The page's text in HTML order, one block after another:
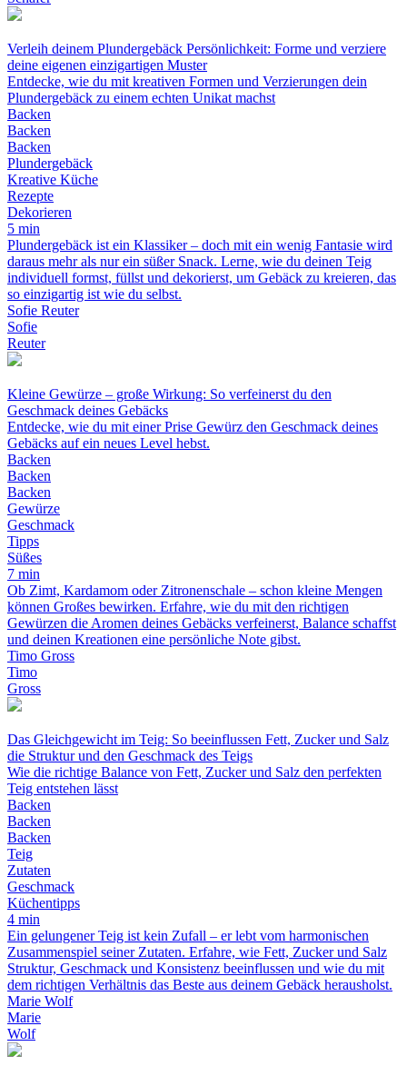
Verleih deinem Plundergebäck Persönlichkeit: Forme und verziere
deine eigenen einzigartigen Muster
Entdecke, wie du mit kreativen Formen und Verzierungen dein
Plundergebäck zu einem echten Unikat machst
Backen
Backen
Backen
Plundergebäck
Kreative Küche
Rezepte
Dekorieren
5 min
Plundergebäck ist ein Klassiker – doch mit ein wenig Fantasie wird
daraus mehr als nur ein süßer Snack. Lerne, wie du deinen Teig
individuell formst, füllst und dekorierst, um Gebäck zu kreieren, das
so einzigartig ist wie du selbst.
Sofie Reuter
Sofie
Reuter
Kleine Gewürze – große Wirkung: So verfeinerst du den
Geschmack deines Gebäcks
Entdecke, wie du mit einer Prise Gewürz den Geschmack deines
Gebäcks auf ein neues Level hebst.
Backen
Backen
Backen
Gewürze
Geschmack
Tipps
Süßes
7 min
Ob Zimt, Kardamom oder Zitronenschale – schon kleine Mengen
können Großes bewirken. Erfahre, wie du mit den richtigen
Gewürzen die Aromen deines Gebäcks verfeinerst, Balance schaffst
und deinen Kreationen eine persönliche Note gibst.
Timo Gross
Timo
Gross
Das Gleichgewicht im Teig: So beeinflussen Fett, Zucker und Salz
die Struktur und den Geschmack des Teigs
Wie die richtige Balance von Fett, Zucker und Salz den perfekten
Teig entstehen lässt
Backen
Backen
Backen
Teig
Zutaten
Geschmack
Küchentipps
4 min
Ein gelungener Teig ist kein Zufall – er lebt vom harmonischen
Zusammenspiel seiner Zutaten. Erfahre, wie Fett, Zucker und Salz
Struktur, Geschmack und Konsistenz beeinflussen und wie du mit
dem richtigen Verhältnis das Beste aus deinem Gebäck herausholst.
Marie Wolf
Marie
Wolf